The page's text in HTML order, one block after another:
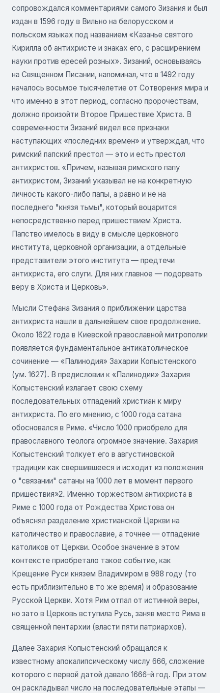
сопровождался комментариями самого Зизания и был
издан в 1596 году в Вильно на белорусском и
польском языках под названием «Казанье святого
Кирилла об антихристе и знаках его, с расширением
науки против ересей розных». Зизаний, основываясь
на Священном Писании, напоминал, что в 1492 году
началось восьмое тысячелетие от Сотворения мира и
что именно в этот период, согласно пророчествам,
должно произойти Второе Пришествие Христа. В
современности Зизаний видел все признаки
наступающих «последних времен» и утверждал, что
римский папский престол — это и есть престол
антихристов. «Причем, называя римского папу
антихристом, Зизаний указывал не на конкретную
личность какого-либо папы, а равно и не на
последнего "князя тьмы", который воцарится
непосредственно перед пришествием Христа.
Папство имелось в виду в смысле церковного
института, церковной организации, а отдельные
представители этого института — предтечи
антихриста, его слуги. Для них главное — подорвать
веру в Христа и Церковь».
Мысли Стефана Зизания о приближении царства
антихриста нашли в дальнейшем свое продолжение.
Около 1622 года в Киевской православной митрополии
появляется фундаментальное антикатолическое
сочинение — «Палинодия» Захарии Копыстенского
(ум. 1627). В предисловии к «Палинодии» Захария
Копыстенский излагает свою схему
последовательных отпадений христиан к миру
антихриста. По его мнению, с 1000 года сатана
обосновался в Риме. «Число 1000 приобрело для
православного теолога огромное значение. Захария
Копыстенский толкует его в августиновской
традиции как свершившееся и исходит из положения
о "связании" сатаны на 1000 лет в момент первого
пришествия»2. Именно торжеством антихриста в
Риме с 1000 года от Рождества Христова он
объяснял разделение христианской Церкви на
католичество и православие, а точнее — отпадение
католиков от Церкви. Особое значение в этом
контексте приобретало такое событие, как
Крещение Руси князем Владимиром в 988 году (то
есть приблизительно в то же время) и образование
Русской Церкви. Хотя Рим отпал от истинной веры,
но зато в Церковь вступила Русь, заняв место Рима в
священной пентархии (власти пяти патриархов).
Далее Захария Копыстенский обращался к
известному апокалипсическому числу 666, сложение
которого с первой датой давало 1666-й год. При этом
он раскладывал число на последовательные этапы —